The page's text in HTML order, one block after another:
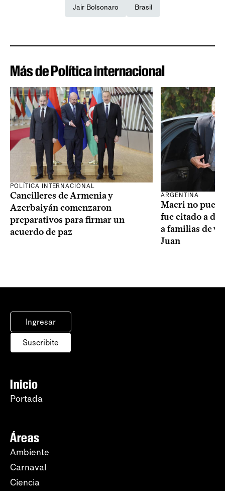
Jair Bolsonaro Brasil
Más de Política internacional
POLÍTICA INTERNACIONAL
Cancilleres de Armenia y
Azerbaiyán comenzaron
preparativos para firmar un
acuerdo de paz
ARGENTINA
Macri no
fue citado a
a familias de
Juan
Ingresar
Suscribite
Inicio
Portada
Áreas
Ambiente
Carnaval
Ciencia